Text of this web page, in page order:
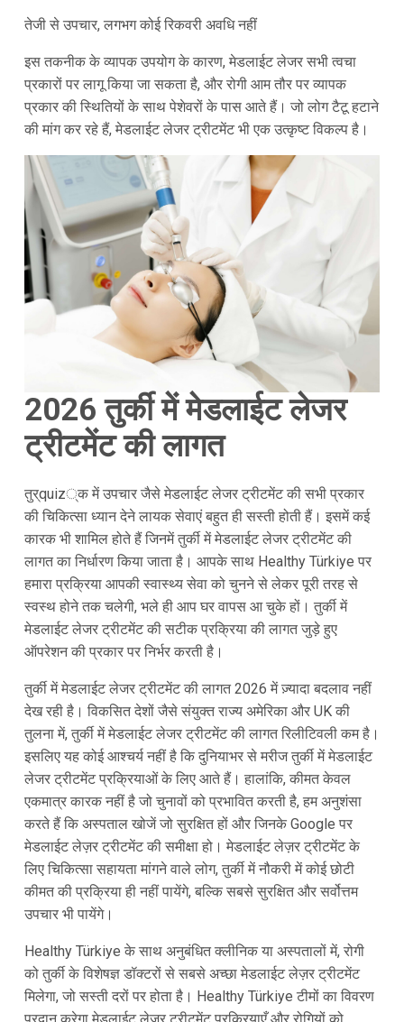
तेजी से उपचार, लगभग कोई रिकवरी अवधि नहीं
इस तकनीक के व्यापक उपयोग के कारण, मेडलाईट लेजर सभी त्वचा
प्रकारों पर लागू किया जा सकता है, और रोगी आम तौर पर व्यापक
प्रकार की स्थितियों के साथ पेशेवरों के पास आते हैं। जो लोग टैटू हटाने
की मांग कर रहे हैं, मेडलाईट लेजर ट्रीटमेंट भी एक उत्कृष्ट विकल्प है।
2026 तुर्की में मेडलाईट लेजर
ट्रीटमेंट की लागत
तुर्quiz्क में उपचार जैसे मेडलाईट लेजर ट्रीटमेंट की सभी प्रकार
की चिकित्सा ध्यान देने लायक सेवाएं बहुत ही सस्ती होती हैं। इसमें कई
कारक भी शामिल होते हैं जिनमें तुर्की में मेडलाईट लेजर ट्रीटमेंट की
लागत का निर्धारण किया जाता है। आपके साथ Healthy Türkiye पर
हमारा प्रक्रिया आपकी स्वास्थ्य सेवा को चुनने से लेकर पूरी तरह से
स्वस्थ होने तक चलेगी, भले ही आप घर वापस आ चुके हों। तुर्की में
मेडलाईट लेजर ट्रीटमेंट की सटीक प्रक्रिया की लागत जुड़े हुए
ऑपरेशन की प्रकार पर निर्भर करती है।
तुर्की में मेडलाईट लेजर ट्रीटमेंट की लागत 2026 में ज़्यादा बदलाव नहीं
देख रही है। विकसित देशों जैसे संयुक्त राज्य अमेरिका और UK की
तुलना में, तुर्की में मेडलाईट लेजर ट्रीटमेंट की लागत रिलीटिवली कम है।
इसलिए यह कोई आश्चर्य नहीं है कि दुनियाभर से मरीज तुर्की में मेडलाईट
लेजर ट्रीटमेंट प्रक्रियाओं के लिए आते हैं। हालांकि, कीमत केवल
एकमात्र कारक नहीं है जो चुनावों को प्रभावित करती है, हम अनुशंसा
करते हैं कि अस्पताल खोजें जो सुरक्षित हों और जिनके Google पर
मेडलाईट लेज़र ट्रीटमेंट की समीक्षा हो। मेडलाईट लेज़र ट्रीटमेंट के
लिए चिकित्सा सहायता मांगने वाले लोग, तुर्की में नौकरी में कोई छोटी
कीमत की प्रक्रिया ही नहीं पायेंगे, बल्कि सबसे सुरक्षित और सर्वोत्तम
उपचार भी पायेंगे।
Healthy Türkiye के साथ अनुबंधित क्लीनिक या अस्पतालों में, रोगी
को तुर्की के विशेषज्ञ डॉक्टरों से सबसे अच्छा मेडलाईट लेज़र ट्रीटमेंट
मिलेगा, जो सस्ती दरों पर होता है। Healthy Türkiye टीमों का विवरण